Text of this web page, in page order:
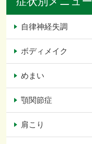
自律神経失調
ボディメイク
めまい
顎関節症
肩こり